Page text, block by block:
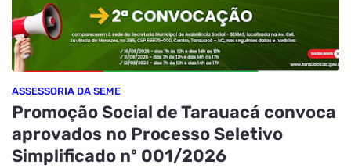
ASSESSORIA DA SEME
Promoção Social de Tarauacá convoca
aprovados no Processo Seletivo
Simplificado nº 001/2026